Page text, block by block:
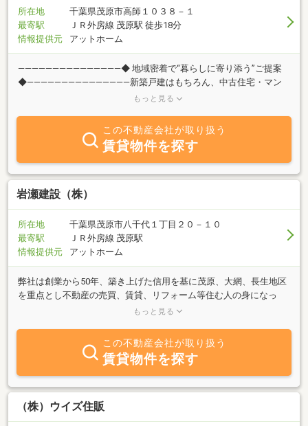
所在地
千葉県茂原市高師１０３８－１
最寄駅
ＪＲ外房線 茂原駅 徒歩18分
情報提供元
アットホーム
―――――――――――――――◆ 地域密着で“暮らしに寄り添う”ご提案
◆―――――――――――――――新築戸建はもちろん、中古住宅・マン
ション・土地の購入から、売却や買取のご相談まで幅広く対応。地
い、無理のないご予算で理想の住まい探しをサポートします！ロー
コスト住宅や別荘ライクな建売など、暮らし方に合わせた柔軟なご
提案が可能です。―――――――――――――――◆ “話しやすさ”を大切
にした不動産会社 ◆―――――――――――――――「まだ購入するか決
まっていない」「まずは話だけ聞いてみたい」そんなご相談も大歓
迎です！ANBAI不動産は、地域に根ざした“あたたかい不動産屋さ
で。どんな小さなことでもお気軽にご相談ください。あなたにとっ
ての「ちょうど良い暮らし」を、いい塩梅（ANBAI）に見つけてい
きましょう♪
もっと見る
この不動産会社が取り扱う
賃貸物件を探す
岩瀬建設（株）
所在地
千葉県茂原市八千代１丁目２０－１０
最寄駅
ＪＲ外房線 茂原駅
情報提供元
アットホーム
弊社は創業から50年、築き上げた信用を基に茂原、大網、長生地区
を重点とし不動産の売買、賃貸、リフォーム等住む人の身になっ
て、きめ細かなサービスで幅広いニーズに応える総合不動産会社で
します。賃料、初期費用、諸条件等ご相談下さい。不動産の売買、
リフォーム等もお気軽にご相談くださいませ。ご来店心よりお待ち
しております。メールでのご連絡は iwasekensetu@nifty.com ま
でお願いいたします。
もっと見る
この不動産会社が取り扱う
賃貸物件を探す
（株）ウイズ住販